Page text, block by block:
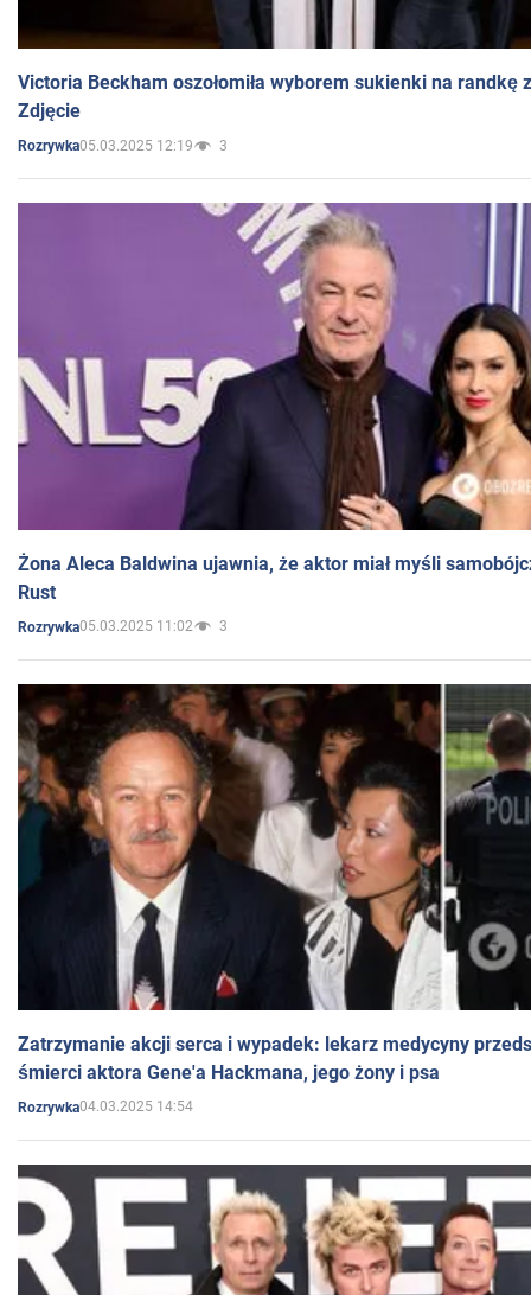
Victoria Beckham oszołomiła wyborem sukienki na randkę
Zdjęcie
Rozrywka05.03.2025 12:19 3
Żona Aleca Baldwina ujawnia, że aktor miał myśli
Rust
Rozrywka05.03.2025 11:02 3
Zatrzymanie akcji serca i wypadek: lekarz medycyny
śmierci aktora Gene'a Hackmana, jego żony i psa
Rozrywka04.03.2025 14:54